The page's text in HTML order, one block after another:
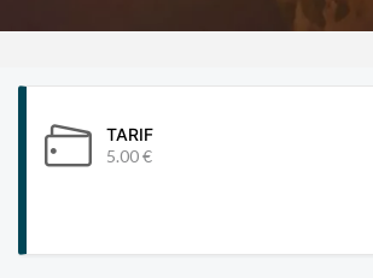
TARIF
5.00 €